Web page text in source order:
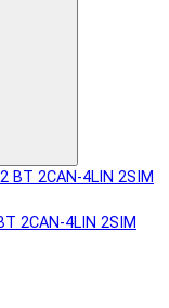
2CAN-4LIN 2SIM